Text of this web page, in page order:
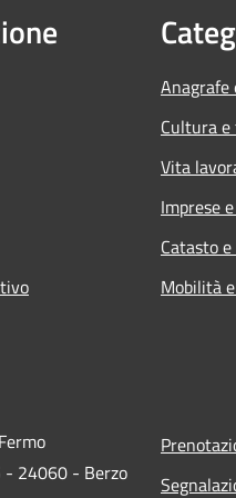
Cultura
Vita
Imprese
Catasto
Mobilità
- 24060 - Berzo